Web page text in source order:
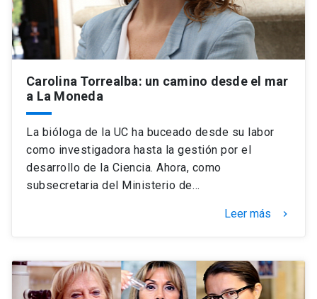
Carolina Torrealba: un camino desde el mar
a La Moneda
La bióloga de la UC ha buceado desde su labor
como investigadora hasta la gestión por el
desarrollo de la Ciencia. Ahora, como
subsecretaria del Ministerio de…
Leer más keyboard_arrow_right